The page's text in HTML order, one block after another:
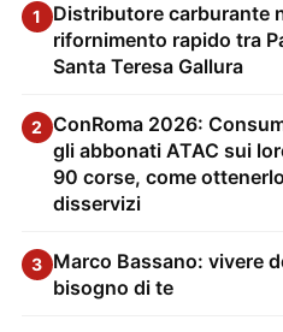
1
Distributore carburante
rifornimento rapido tra
Santa Teresa Gallura
2 ConRoma 2026:
gli abbonati ATAC sui
90 corse, come
disservizi
3 Marco Bassano: vivere
bisogno di te